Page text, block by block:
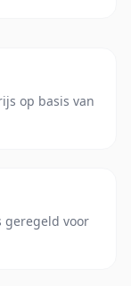
op basis van
geregeld voor